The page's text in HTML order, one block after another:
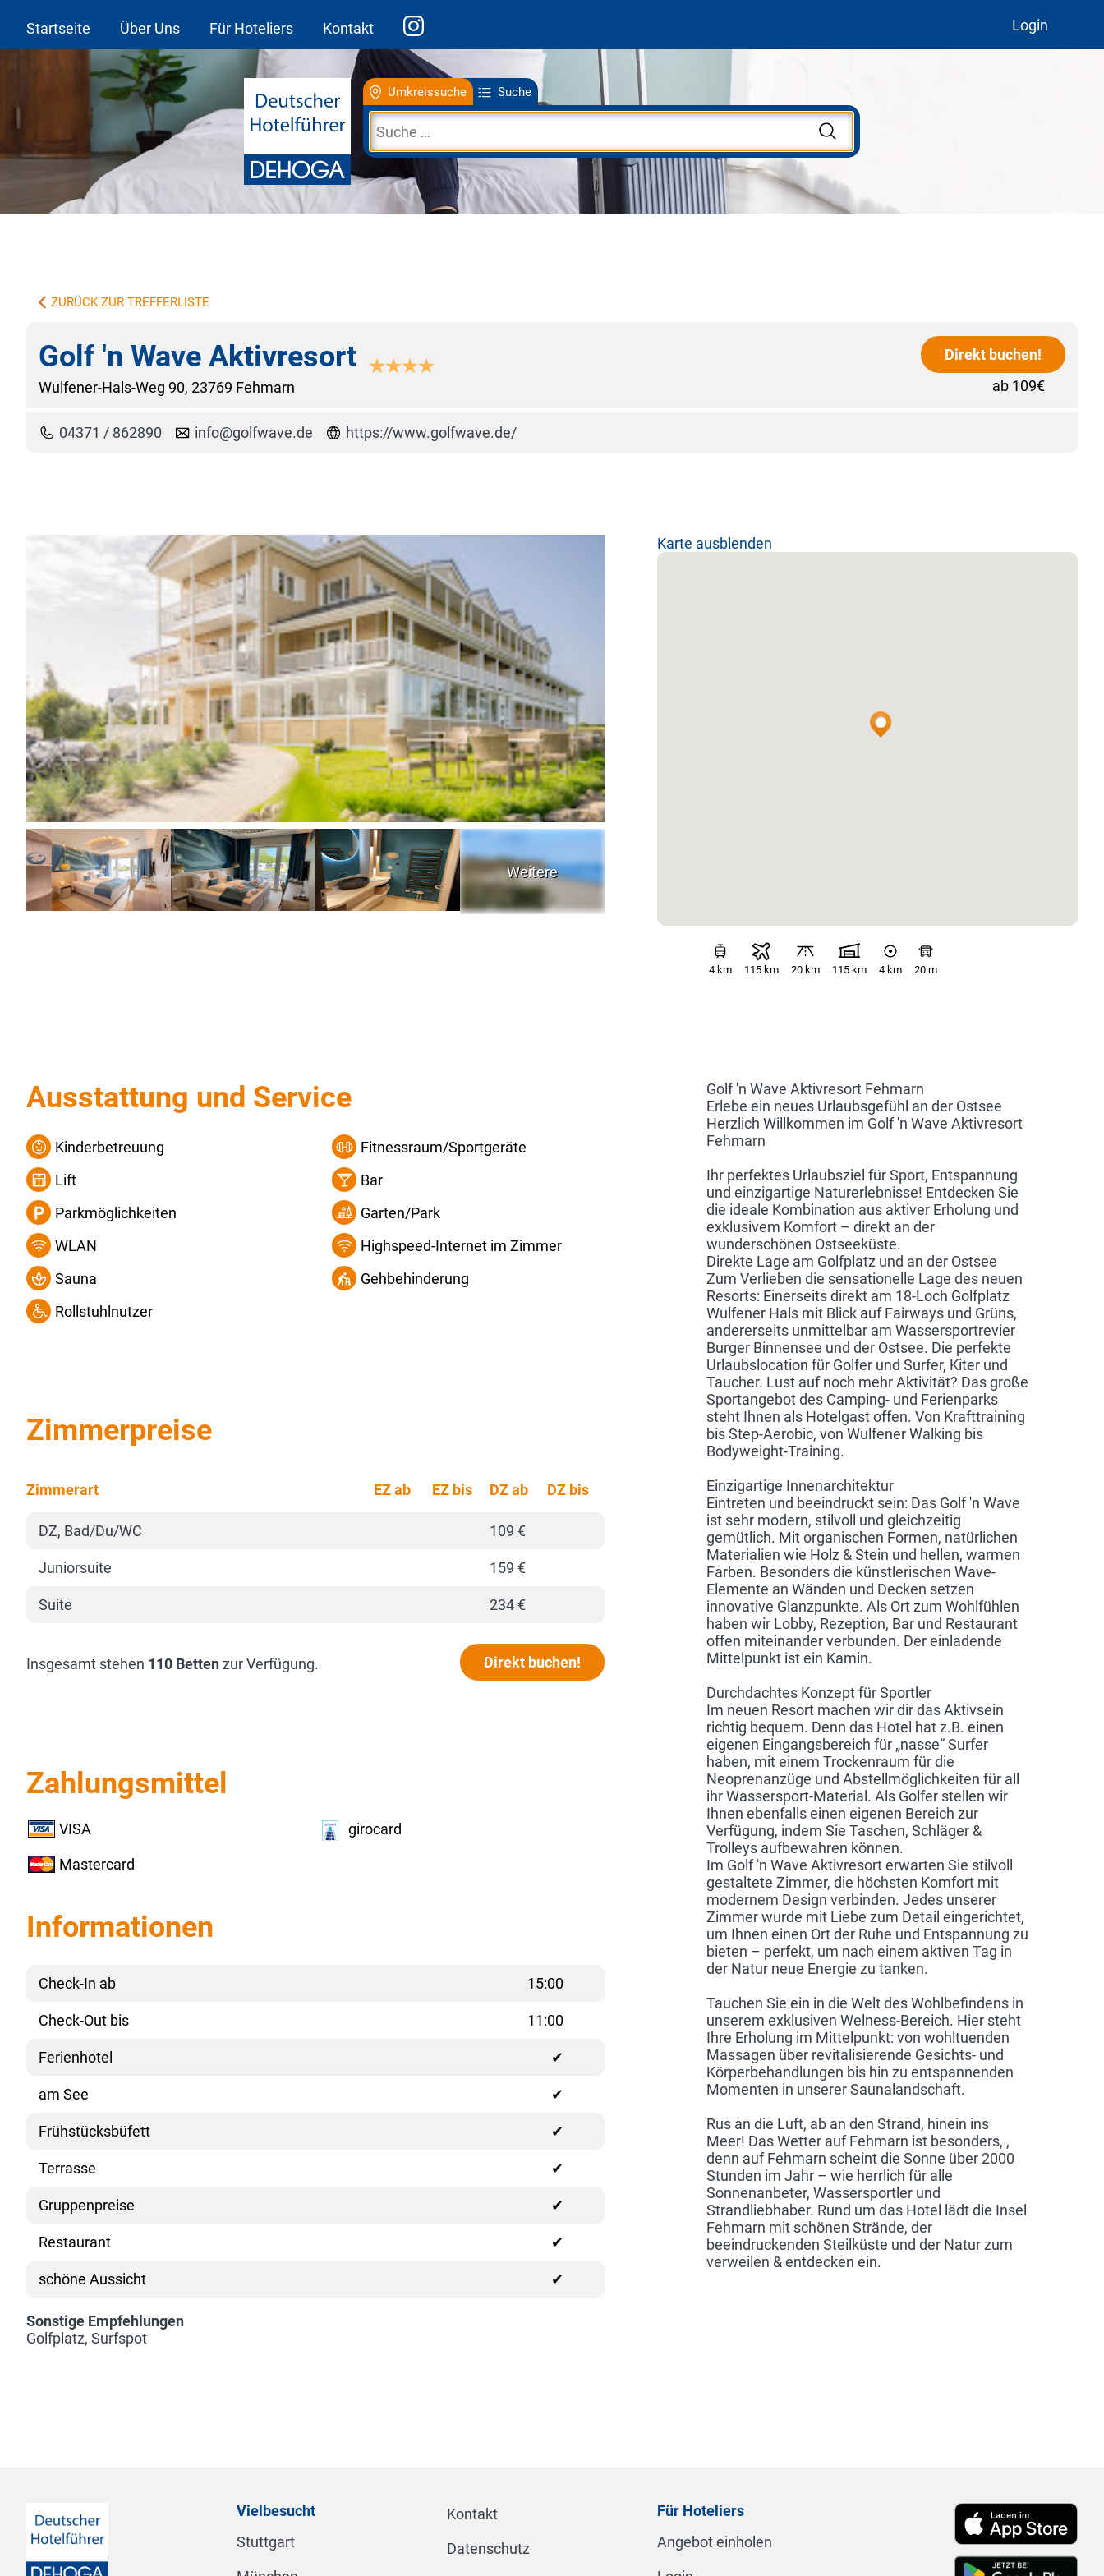
Startseite Über Uns Für Hoteliers Kontakt Login
Umkreissuche Suche
ZURÜCK ZUR TREFFERLISTE
Golf 'n Wave Aktivresort
Wulfener-Hals-Weg 90, 23769 Fehmarn
Direkt buchen!
ab 109€
04371 / 862890 info@golfwave.de https://www.golfwave.de/
Karte ausblenden
4 km 115 km 20 km 115 km 4 km 20 m
Ausstattung und Service
Kinderbetreuung
Fitnessraum/Sportgeräte
Lift
Bar
Parkmöglichkeiten
Garten/Park
WLAN
Highspeed-Internet im Zimmer
Sauna
Gehbehinderung
Rollstuhlnutzer
Zimmerpreise
Zimmerart EZ ab EZ bis DZ ab DZ bis
DZ, Bad/Du/WC 109 €
Juniorsuite 159 €
Suite 234 €
Insgesamt stehen 110 Bettenzur Verfügung. Direkt buchen!
Zahlungsmittel
VISA girocard
Mastercard
Informationen
Check-In ab 15:00
Check-Out bis 11:00
Ferienhotel ✔
am See ✔
Frühstücksbüfett ✔
Terrasse ✔
Gruppenpreise ✔
Restaurant ✔
schöne Aussicht ✔
Sonstige Empfehlungen
Golfplatz, Surfspot
Golf 'n Wave Aktivresort Fehmarn
Erlebe ein neues Urlaubsgefühl an der Ostsee
Herzlich Willkommen im Golf 'n Wave Aktivresort
Fehmarn
Ihr perfektes Urlaubsziel für Sport, Entspannung
und einzigartige Naturerlebnisse! Entdecken Sie
die ideale Kombination aus aktiver Erholung und
exklusivem Komfort – direkt an der
wunderschönen Ostseeküste.
Direkte Lage am Golfplatz und an der Ostsee
Zum Verlieben die sensationelle Lage des neuen
Resorts: Einerseits direkt am 18-Loch Golfplatz
Wulfener Hals mit Blick auf Fairways und Grüns,
andererseits unmittelbar am Wassersportrevier
Burger Binnensee und der Ostsee. Die perfekte
Urlaubslocation für Golfer und Surfer, Kiter und
Taucher. Lust auf noch mehr Aktivität? Das große
Sportangebot des Camping- und Ferienparks
steht Ihnen als Hotelgast offen. Von Krafttraining
bis Step-Aerobic, von Wulfener Walking bis
Bodyweight-Training.
Einzigartige Innenarchitektur
Eintreten und beeindruckt sein: Das Golf 'n Wave
ist sehr modern, stilvoll und gleichzeitig
gemütlich. Mit organischen Formen, natürlichen
Materialien wie Holz & Stein und hellen, warmen
Farben. Besonders die künstlerischen Wave-
Elemente an Wänden und Decken setzen
innovative Glanzpunkte. Als Ort zum Wohlfühlen
haben wir Lobby, Rezeption, Bar und Restaurant
offen miteinander verbunden. Der einladende
Mittelpunkt ist ein Kamin.
Durchdachtes Konzept für Sportler
Im neuen Resort machen wir dir das Aktivsein
richtig bequem. Denn das Hotel hat z.B. einen
eigenen Eingangsbereich für „nasse“ Surfer
haben, mit einem Trockenraum für die
Neoprenanzüge und Abstellmöglichkeiten für all
ihr Wassersport-Material. Als Golfer stellen wir
Ihnen ebenfalls einen eigenen Bereich zur
Verfügung, indem Sie Taschen, Schläger &
Trolleys aufbewahren können.
Im Golf 'n Wave Aktivresort erwarten Sie stilvoll
gestaltete Zimmer, die höchsten Komfort mit
modernem Design verbinden. Jedes unserer
Zimmer wurde mit Liebe zum Detail eingerichtet,
um Ihnen einen Ort der Ruhe und Entspannung zu
bieten – perfekt, um nach einem aktiven Tag in
der Natur neue Energie zu tanken.
Tauchen Sie ein in die Welt des Wohlbefindens in
unserem exklusiven Welness-Bereich. Hier steht
Ihre Erholung im Mittelpunkt: von wohltuenden
Massagen über revitalisierende Gesichts- und
Körperbehandlungen bis hin zu entspannenden
Momenten in unserer Saunalandschaft.
Rus an die Luft, ab an den Strand, hinein ins
Meer! Das Wetter auf Fehmarn ist besonders, ,
denn auf Fehmarn scheint die Sonne über 2000
Stunden im Jahr – wie herrlich für alle
Sonnenanbeter, Wassersportler und
Strandliebhaber. Rund um das Hotel lädt die Insel
Fehmarn mit schönen Strände, der
beeindruckenden Steilküste und der Natur zum
verweilen & entdecken ein.
Vielbesucht
Stuttgart
Kontakt
Datenschutz
Für Hoteliers
Angebot einholen